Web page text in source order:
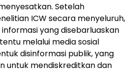
Setelah
ICW secara menyeluruh,
yang disebarluaskan
melalui media sosial
disinformasi publik, yang
untuk mendiskreditkan dan